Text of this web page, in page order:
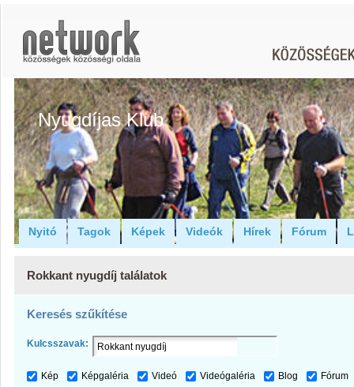
Nyugdíjas Klub
Nyitó Tagok Képek Videók Hírek Fórum
Rokkant nyugdíj találatok
Keresés szűkítése
Kulcsszavak:
Kép Képgaléria Videó Videógaléria Blog Fórum